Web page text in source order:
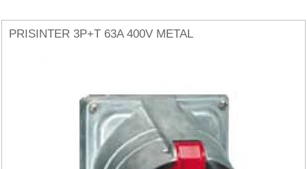
PRISINTER 3P+T 63A 400V METAL